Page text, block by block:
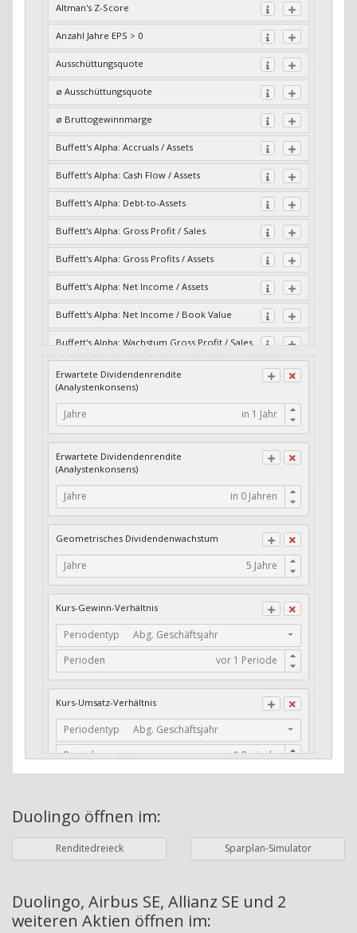
Altman's Z-Score
Anzahl Jahre EPS > 0
Ausschüttungsquote
ø Ausschüttungsquote
ø Bruttogewinnmarge
Buffett's Alpha: Accruals / Assets
Buffett's Alpha: Cash Flow / Assets
Buffett's Alpha: Debt-to-Assets
Buffett's Alpha: Gross Profit / Sales
Buffett's Alpha: Gross Profits / Assets
Buffett's Alpha: Net Income / Assets
Buffett's Alpha: Net Income / Book Value
Buffett's Alpha: Wachstum Gross Profit / Sales
Buffett's Alpha: Wachstum Residual Cash Flow
/ Assets
Buffett's Alpha: Wachstum Residual Gross
Profits / Assets
Income / Assets
Buffett's Alpha: Wachstum Residual Net
Income / Book Value
Cash-Quote
CFO / Interest Expense
Current Ratio
Long-Term Debt to Working Capital
Dividenden-Check
Stabiles Dividenden-Wachstum
Stabiles Dividenden-Wachstum (TTM)
Stabiles Absolutes Dividenden-Wachstum
Dividendenrendite (angekündigt)
Adj. Dividendenrendite (Market Cap)
Erwartete Dividendenrendite
(Analystenkonsens)
Jahre
Erwartete Dividendenrendite
(Analystenkonsens)
Jahre
Geometrisches Dividendenwachstum
Jahre
Kurs-Gewinn-Verhältnis
Periodentyp
Abg. Geschäftsjahr
Perioden
Kurs-Umsatz-Verhältnis
Periodentyp
Abg. Geschäftsjahr
Perioden
Währung Bilanzierungswährung
Periodentyp
Jahre
Perioden
Duolingo öffnen im:
Renditedreieck Sparplan-Simulator
Duolingo, Airbus SE, Allianz SE und 2
weiteren Aktien öffnen im: